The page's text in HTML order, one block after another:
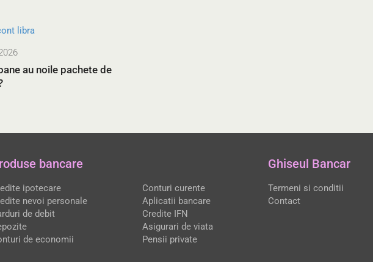
au noile pachete de
bancare
ipotecare
nevoi personale
de debit
de economii
Conturi curente
Aplicatii bancare
Credite IFN
Asigurari de viata
Pensii private
Ghiseul Bancar
Termeni si conditii
Contact